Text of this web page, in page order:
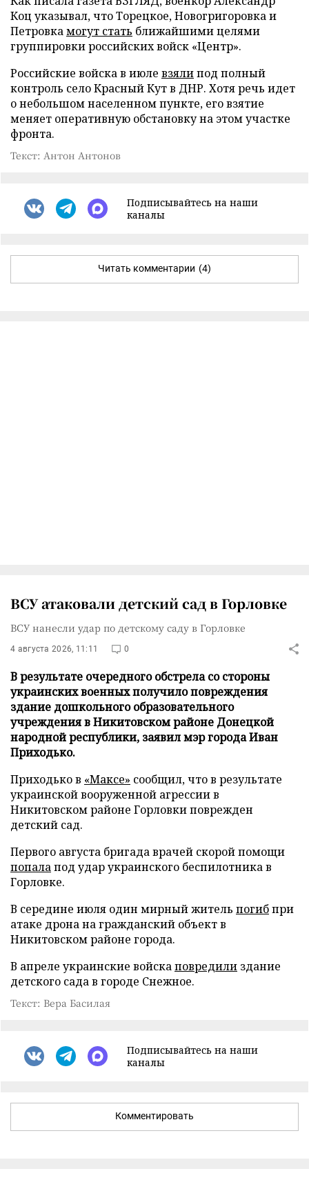
Коц указывал, что Торецкое, Новогригоровка и
Петровкамогут стать ближайшими целями
группировки российских войск «Центр».
Российские войска в июле взялипод полный
контроль село Красный Кут в ДНР. Хотя речь идет
о небольшом населенном пункте, его взятие
меняет оперативную обстановку на этом участке
фронта.
Текст: Антон Антонов
Подписывайтесь на наши
каналы
Читать комментарии (4)
ВСУ атаковали детский сад в Горловке
ВСУ нанесли удар по детскому саду в Горловке
4 августа 2026, 11:11 0
В результате очередного обстрела со стороны
украинских военных получило повреждения
здание дошкольного образовательного
учреждения в Никитовском районе Донецкой
народной республики, заявил мэр города Иван
Приходько.
Приходько в «Максе» сообщил, что в результате
украинской вооруженной агрессии в
Никитовском районе Горловки поврежден
детский сад.
Первого августа бригада врачей скорой помощи
попалапод удар украинского беспилотника в
Горловке.
В середине июля один мирный житель погибпри
атаке дрона на гражданский объект в
Никитовском районе города.
В апреле украинские войскаповредили здание
детского сада в городе Снежное.
Текст: Вера Басилая
Подписывайтесь на наши
каналы
Комментировать